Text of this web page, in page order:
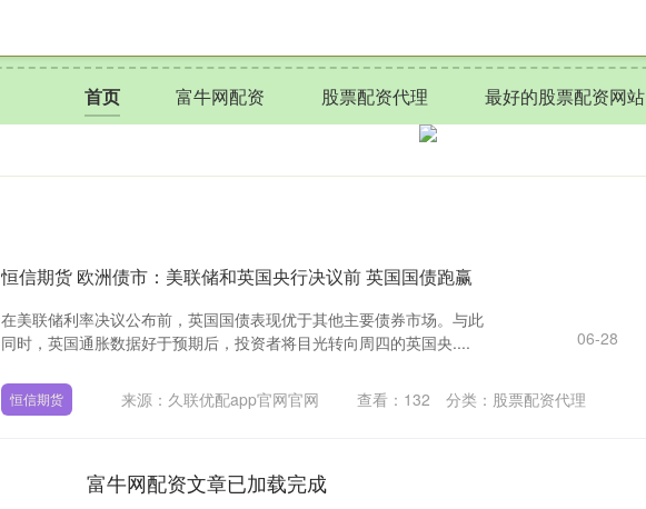
首页 富牛网配资 股票配资代理 最好的股票配资网站
恒信期货 欧洲债市：美联储和英国央行决议前 英国国债跑赢
在美联储利率决议公布前，英国国债表现优于其他主要债券市场。与此
同时，英国通胀数据好于预期后，投资者将目光转向周四的英国央....
06-28
恒信期货 来源：久联优配app官网官网 查看： 132 分类： 股票配资代理
富牛网配资文章已加载完成